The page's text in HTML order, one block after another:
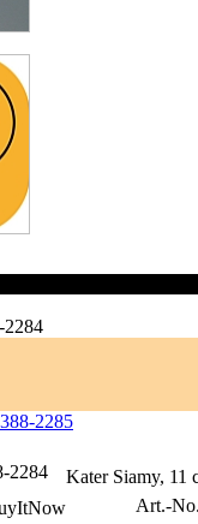
88-2285
2284
Kater Siamy, 11
Art.-